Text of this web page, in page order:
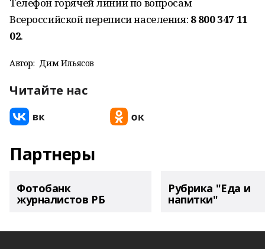
Всероссийской переписи населения: 8 800 347 11
02.
Автор: Дим Ильясов
Читайте нас
Партнеры
Фотобанк
журналистов РБ
Рубрика "Еда и
напитки"